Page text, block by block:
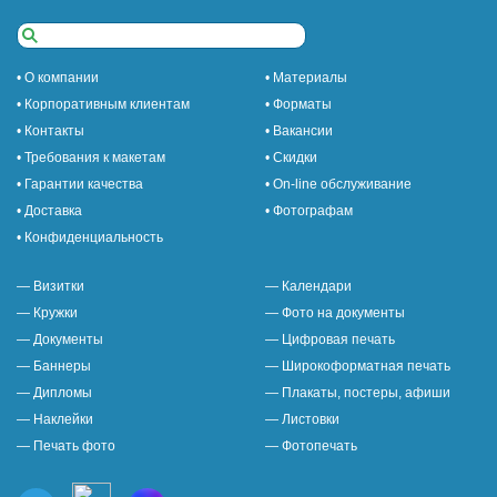
• О компании
• Материалы
• Корпоративным клиентам
• Форматы
• Контакты
• Вакансии
• Требования к макетам
• Скидки
• Гарантии качества
• On-line обслуживание
• Доставка
• Фотографам
• Конфиденциальность
— Визитки
— Календари
— Кружки
— Фото на документы
— Документы
— Цифровая печать
— Баннеры
— Широкоформатная печать
— Дипломы
— Плакаты, постеры, афиши
— Наклейки
— Листовки
— Печать фото
— Фотопечать